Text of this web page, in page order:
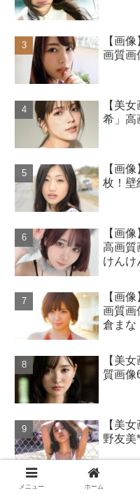
【画
画質画
【美
希」高
【画
枚！壁
【画
高画質
けんけ
【画
画質画
倉まな
【美
質画像
【美
野友美
【美
メニュー ホーム